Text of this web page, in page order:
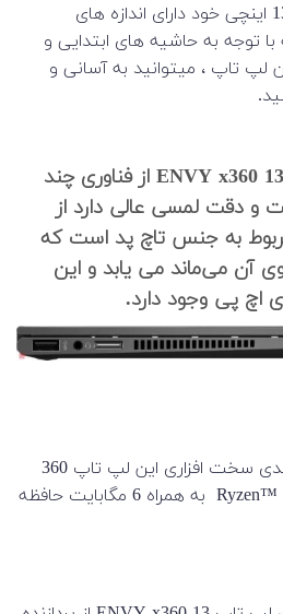
بوده و با توجه به اندازه 13.3 اینچی خود دارای اندازه های
توجه به حاشیه های ابتدایی و
لپ تاپ ، میتوانید به آسانی و
همچنین تاچ پد لپتاپ ENVY x360 13 از فناوری چند
و دقت لمسی عالی دارد از
به جنس تاچ پد است که
آن می‌ماند می یابد و این
اچ پی وجود دارد.
شرکت اچ ‌پی Hp در پیکربندی سخت‌ افزاری این لپ تاپ 360
درجه از پردازنده‌‌ی Ryzen™ 7 3700U به همراه 6 مگابایت حافظه